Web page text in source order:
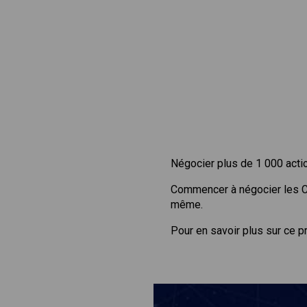
Négocier plus de 1 000
Commencer à négocier les
même.
Pour en savoir plus sur ce